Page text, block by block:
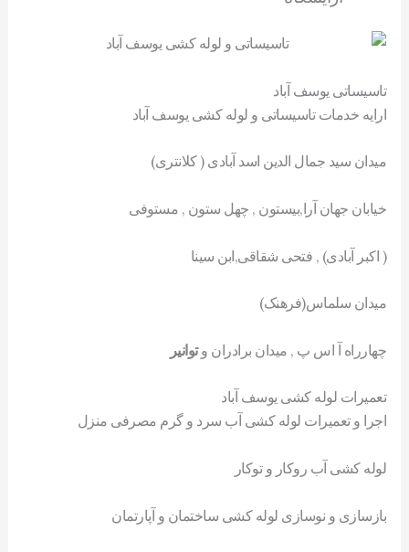
تاسیساتی یوسف آباد
ارایه خدمات تاسیساتی و لوله کشی یوسف آباد
میدان سید جمال الدین اسد آبادی ( کلانتری)
خیابان جهان آرا,بیستون , چهل ستون , مستوفی
( اکبر آبادی) , فتحی شقاقی,ابن سینا
میدان سلماس(فرهنک)
چهارراه آ اس پ , میدان برادران وتوانیر
تعمیرات لوله کشی یوسف آباد
اجرا و تعمیرات لوله کشی آب سرد و گرم مصرفی منزل
لوله کشی آب روکار و توکار
بازسازی و نوسازی لوله کشی ساختمان و آپارتمان